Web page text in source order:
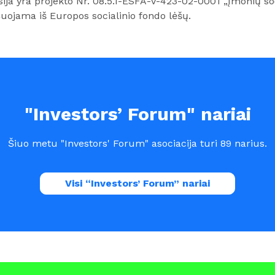
iš Europos socialinio fondo lėšų.
"Investors’ Forum" nariai
Šiuo metu "Investors' Forum" asociacija turi 89 narius.
Visi “Investors’ Forum” nariai